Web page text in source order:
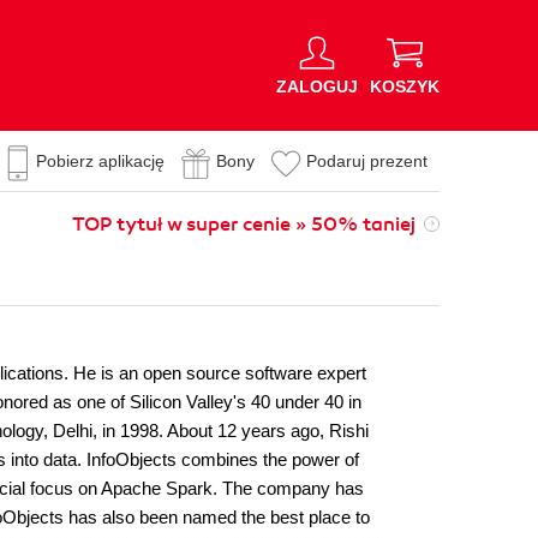
ZALOGUJ KOSZYK
Pobierz aplikację Bony Podaruj prezent
TOP tytuł w super cenie » 50% taniej
He is an open source software expert
as one of Silicon Valley's 40 under 40 in
Delhi, in 1998. About 12 years ago, Rishi
data. InfoObjects combines the power of
focus on Apache Spark. The company has
has also been named the best place to